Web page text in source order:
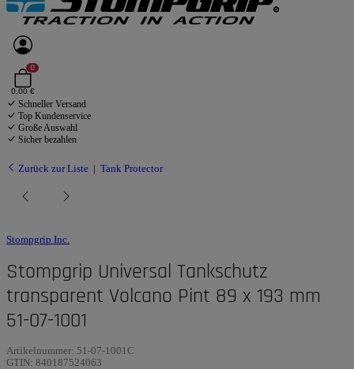
0
0,00 €
Schneller Versand
Top Kundenservice
Große Auswahl
Sicher bezahlen
Zurück zur Liste Tank Protector
Stompgrip Inc.
Stompgrip Universal Tankschutz
transparent Volcano Pint 89 x 193 mm
51-07-1001
Artikelnummer: 51-07-1001C
GTIN: 840187524063